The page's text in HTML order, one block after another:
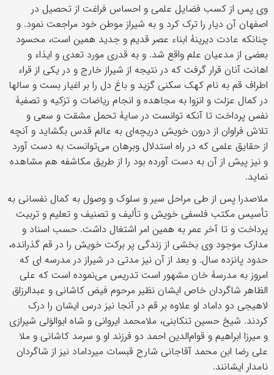
وی پس از کسب فضایل علمی و احساس فراغت از تحصیل در
اصفهان آن دیار را ترک کرد و به شیراز موطن خود مراجعت نمود. و
چنانکه عادت دیرینۀ ابناء عصر قدیم و جدید همین است، محسود
بعضی از مدعیان علم واقع شد. و به قدری مورد تعدی و ایذاء و
اهانت آنان قرار گرفت که در نتیجه از شیراز خارج و در یکی از قراء
اطراف قم به نام کهک سکنی گزید و باغ دل را بر اغیار بست و سالها
در کمال عزلت و انزوا به مجاهده و انجام ریاضات و تزکیه و تصفیۀ
نفس پرداخت تا آنکه توانست در سایۀ تحمل مشقت و سعی و
تلاش فراوان از درون خویش دریچه‌ای به عالم قدس بگشاید و آنچه
از حقایق علمی که در راه استدلال وبرهان می‌توانست به دست آورد
و نیز پیش از آن به دست آورده بود را از طریق مکاشفه هم مشاهده
نماید.
ملاصدرا پس از طی مراحل سیر و سلوک و وصول به کمال نفسانی به
تأسیس مکتب فلسفی خویش و تألیف و تصنیف و تعلیم و تربیت
پرداخت و تا آخر عمر به همین امر اشتغال داشت. حسب اسناد و
مدارک موجود وی بخشی از زندگی پر برکت خویش را در قم گذرانده،
حدود پانزده سال. و بعد از آن نیز مدتی در شیراز در مدرسه ای که
امروز به مدرسۀ خان مشهور است تدریس می‌نموده است که علی
الظاهر شاگردان خاص ایشان نظیر مرحوم فیض کاشانی و عبدالرزاق
لاهیجی دو داماد او علاوه بر قم در آنجا نیز درس ایشان را درک
کردند. شیخ حسین تنکابنی، ملامحمد ایروانی و شاه ابوالوَلی شیرازی
و میرزا ابراهیم و قوام‌الدین احمد دو فرزند او و سرمد کاشانی و ملا
علی رضا ابن محمد آقاجانی شارح قبسات میرداماد نیز از شاگردان
نامدار ایشانند.